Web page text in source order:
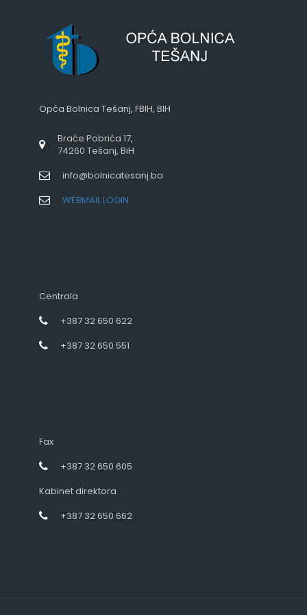
Opća Bolnica Tešanj, FBIH, BIH
Braće Pobrića 17,
74260 Tešanj, BiH
info@bolnicatesanj.ba
WEBMAIL LOGIN
Centrala
+387 32 650 622
+387 32 650 551
Fax
+387 32 650 605
Kabinet direktora
+387 32 650 662